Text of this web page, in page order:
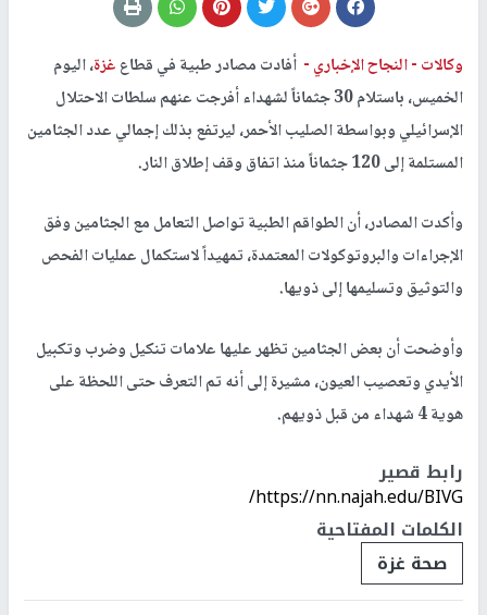
وكالات -النجاح الإخباري - أفادت مصادر طبية في قطاعغزة، اليوم
الخميس، باستلام 30 جثماناً لشهداء أفرجت عنهم سلطات الاحتلال
الإسرائيلي وبواسطة الصليب الأحمر، ليرتفع بذلك إجمالي عدد الجثامين
المستلمة إلى 120 جثماناً منذ اتفاق وقف إطلاق النار.
وأكدت المصادر، أن الطواقم الطبية تواصل التعامل مع الجثامين وفق
الإجراءات والبروتوكولات المعتمدة، تمهيداً لاستكمال عمليات الفحص
والتوثيق وتسليمها إلى ذويها.
وأوضحت أن بعض الجثامين تظهر عليها علامات تنكيل وضرب وتكبيل
الأيدي وتعصيب العيون، مشيرة إلى أنه تم التعرف حتى اللحظة على
هوية 4 شهداء من قبل ذويهم.
رابط قصير
https://nn.najah.edu/BIVG/
الكلمات المفتاحية
صحة غزة